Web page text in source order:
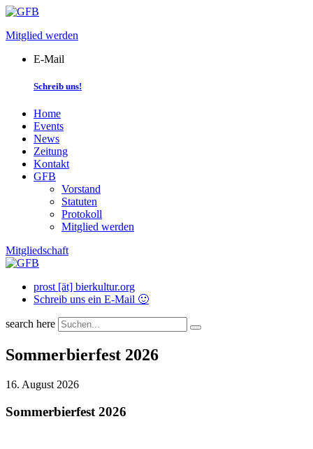
Skip
content
Mitglied werden
E-Mail
Schreib uns!
Home
Events
News
Zeitung
Kontakt
GFB
Vorstand
Statuten
Protokoll
Mitglied werden
Mitgliedschaft
prost [ät] bierkultur.org
Schreib uns ein E-Mail 🙂
search here
Sommerbierfest 2026
16. August 2026
Sommerbierfest 2026